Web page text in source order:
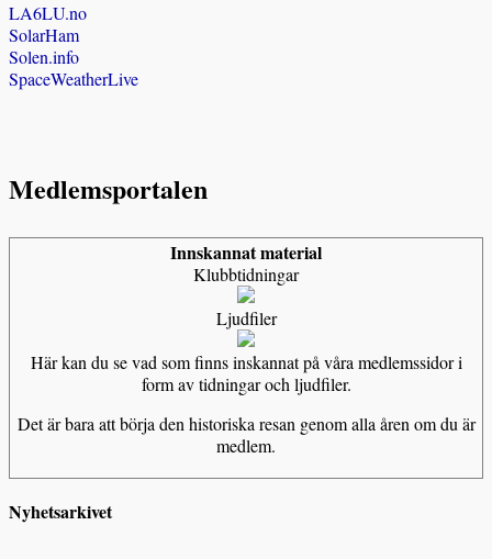
LA6LU.no
SolarHam
Solen.info
SpaceWeatherLive
Medlemsportalen
Innskannat material
Klubbtidningar
Ljudfiler
Här kan du se vad som finns inskannat på våra medlemssidor i
form av tidningar och ljudfiler.
Det är bara att börja den historiska resan genom alla åren om du är
medlem.
Nyhetsarkivet